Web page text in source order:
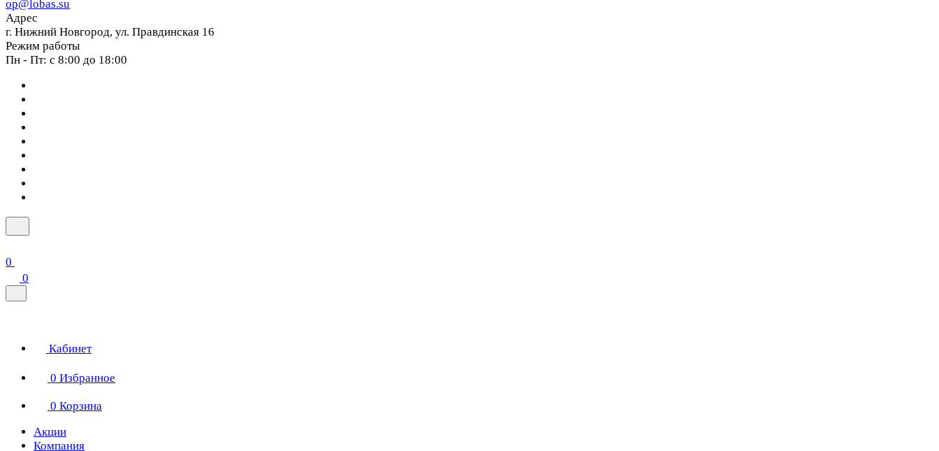
op@lobas.su
Адрес
г. Нижний Новгород, ул. Правдинская 16
Режим работы
Пн - Пт: с 8:00 до 18:00
0
0
Кабинет
0 Избранное
0 Корзина
Акции
Компания